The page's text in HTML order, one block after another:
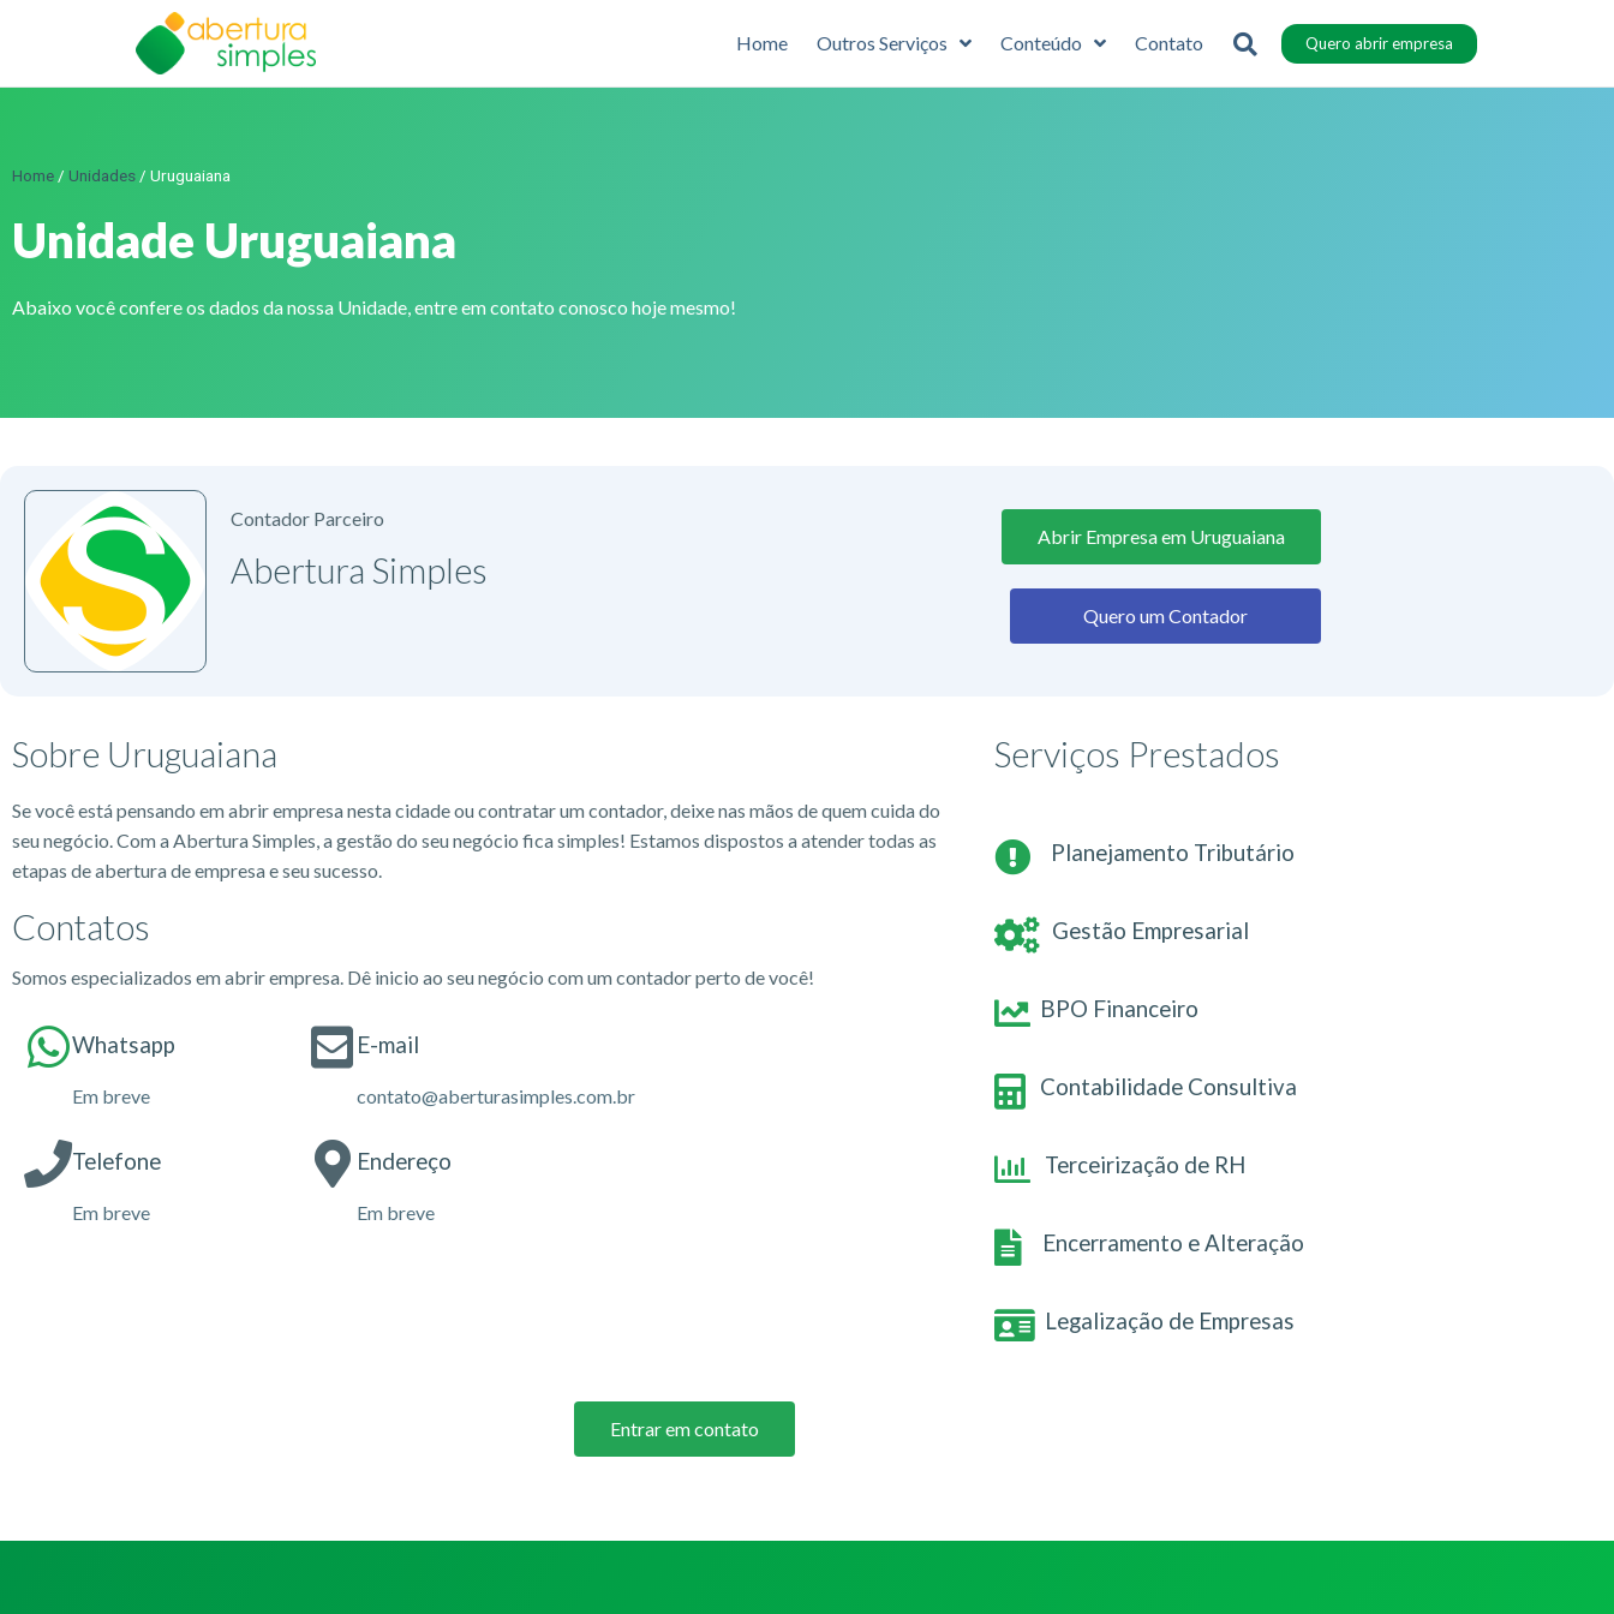
Home Outros Serviços Conteúdo Contato Quero abrir empresa
Home / Unidades / Uruguaiana
Unidade Uruguaiana
Abaixo você confere os dados da nossa Unidade, entre em contato conosco hoje mesmo!
Contador Parceiro
Abertura Simples
Abrir Empresa em Uruguaiana
Quero um Contador
Sobre Uruguaiana
Se você está pensando em abrir empresa nesta cidade ou contratar um contador, deixe nas mãos de quem cuida do
seu negócio. Com a Abertura Simples, a gestão do seu negócio fica simples! Estamos dispostos a atender todas as
etapas de abertura de empresa e seu sucesso.
Contatos
Somos especializados em abrir empresa. Dê inicio ao seu negócio com um contador perto de você!
Whatsapp
Em breve
Telefone
Em breve
E-mail
contato@aberturasimples.com.br
Endereço
Em breve
Serviços Prestados
Planejamento Tributário
Gestão Empresarial
BPO Financeiro
Contabilidade Consultiva
Terceirização de RH
Encerramento e Alteração
Legalização de Empresas
Entrar em contato